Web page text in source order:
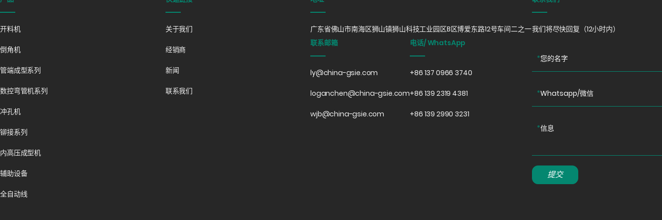
开料机
倒角机
管端成型系列
数控弯管机系列
冲孔机
铆接系列
内高压成型机
辅助设备
全自动线
关于我们
经销商
新闻
联系我们
广东省佛山市南海区狮山镇狮山科技工业园区B区博爱东路12号车间二之一
联系邮箱
ly@china-gsie.com
loganchen@china-gsie.com
wjb@china-gsie.com
电话/ WhatsApp
+86 137 0966 3740
+86 139 2319 4381
+86 139 2990 3231
我们将尽快回复（12小时内）
*您的名字
*Whatsapp/微信
*信息
提交